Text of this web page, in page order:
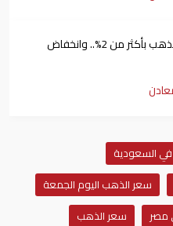
ارتفاع سعر الذهب بأكثر من 2%.. وانخفاض
سعر الذهب اليوم الجمعة
مصر سعر الذهب